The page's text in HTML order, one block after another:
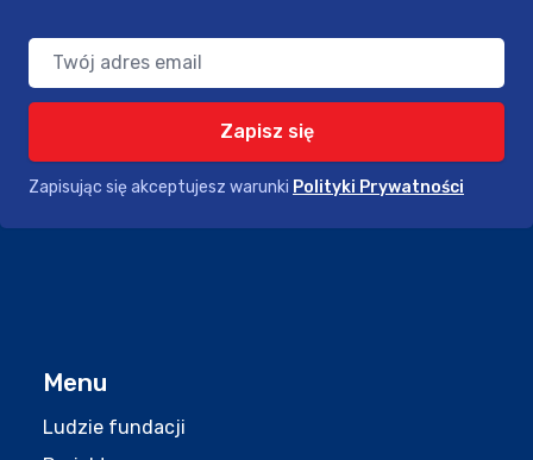
Adres Email:
Zapisz się
Zapisując się akceptujesz warunki Polityki Prywatności
Menu
Ludzie fundacji